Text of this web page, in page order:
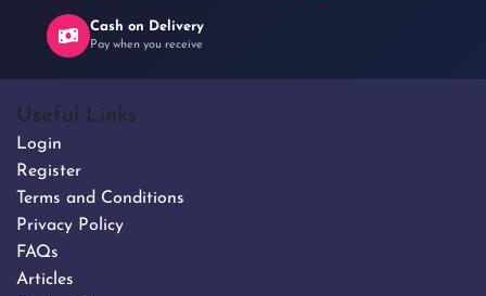
Cash on Delivery
Pay when you receive
Useful Links
Login
Register
Terms and Conditions
Privacy Policy
FAQs
Articles